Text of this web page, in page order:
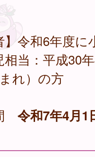
】令和6年度
相当：平成30
れ）の方
令和7年4月1